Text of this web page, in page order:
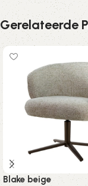
Gerelateerde
Blake beige